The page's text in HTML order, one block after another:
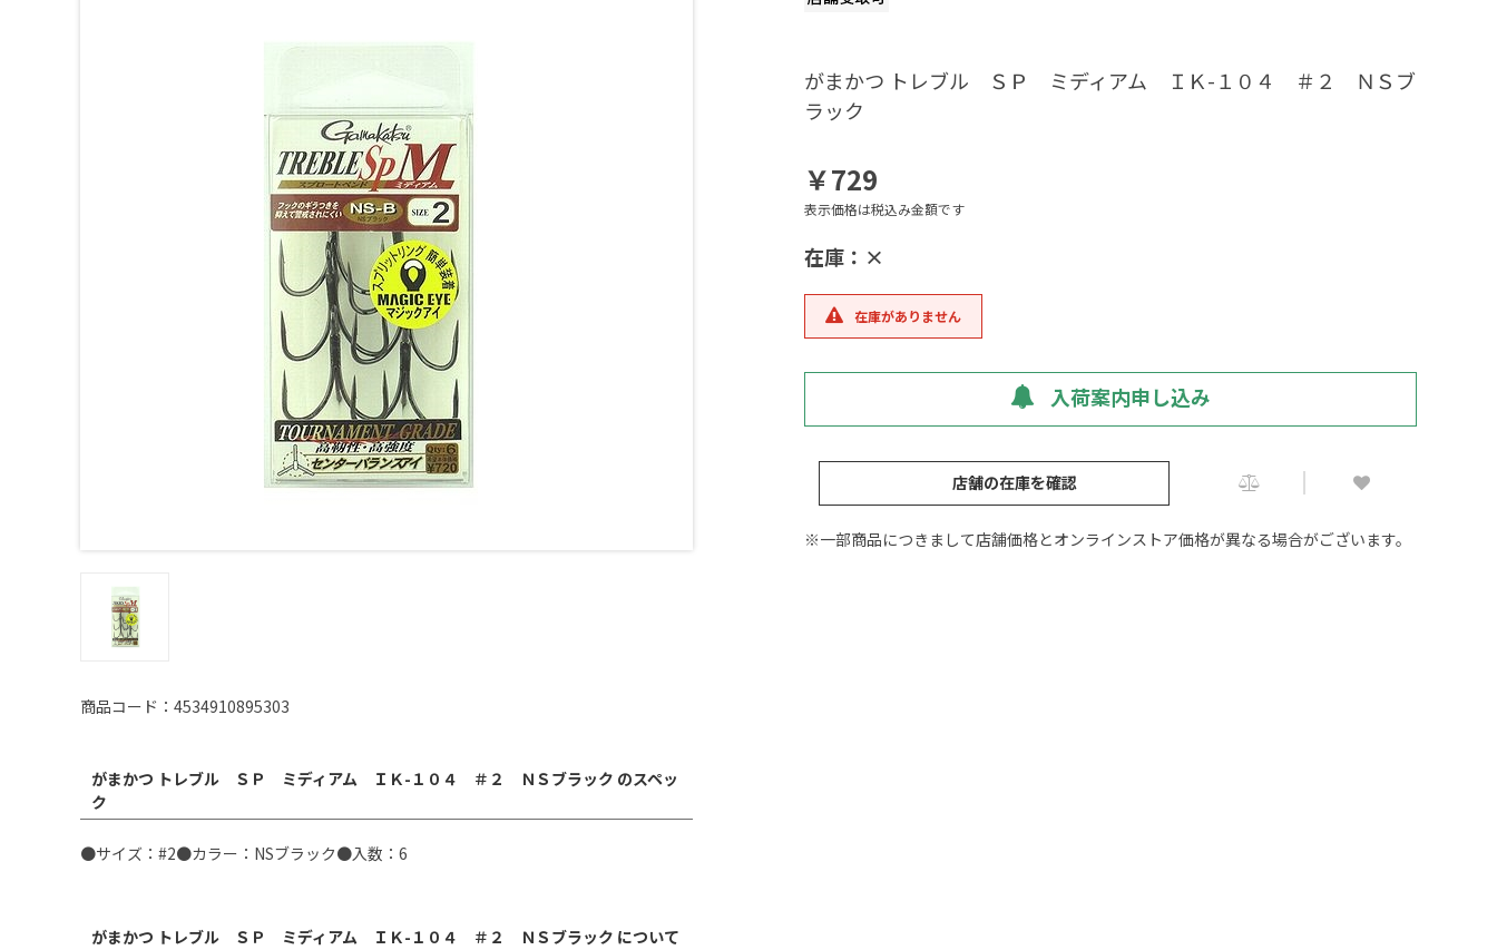
商品コード：4534910895303
がまかつ トレブル ＳＰ ミディアム ＩＫ-１０４ ＃２ ＮＳブラック のスペッ
ク
●サイズ：#2●カラー：NSブラック●入数：6
がまかつ トレブル ＳＰ ミディアム ＩＫ-１０４ ＃２ ＮＳブ
ラック
￥729
表示価格は税込み金額です
在庫：×
在庫がありません
入荷案内申し込み
店舗の在庫を確認
※一部商品につきまして店舗価格とオンラインストア価格が異なる場合がございます。
がまかつ トレブル ＳＰ ミディアム ＩＫ-１０４ ＃２ ＮＳブラック について